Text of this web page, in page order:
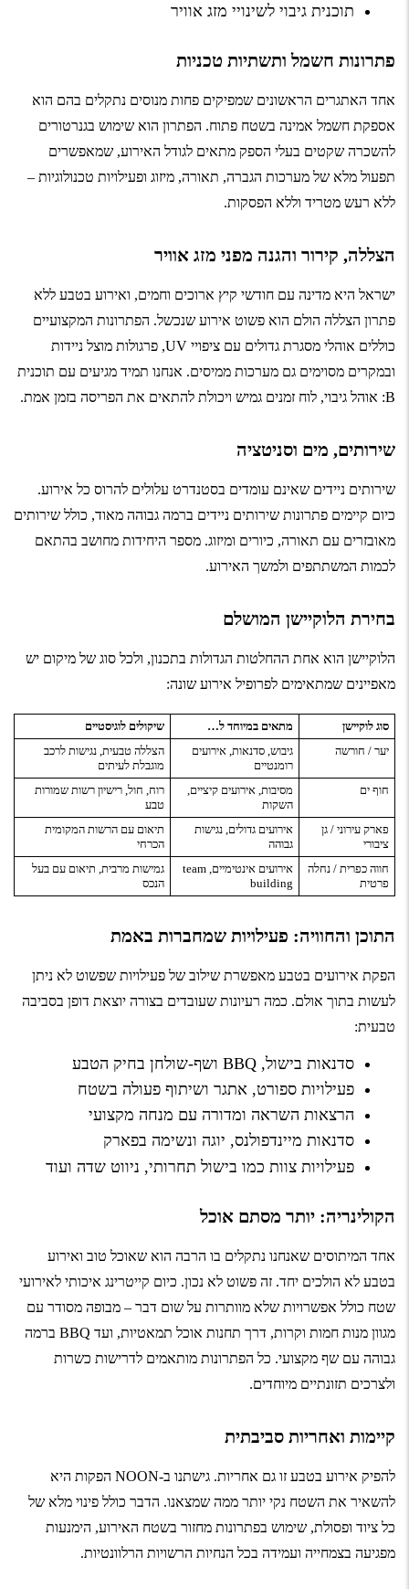
תוכנית גיבוי לשינויי מזג אוויר
פתרונות חשמל ותשתיות טכניות
אחד האתגרים הראשונים שמפיקים פחות מנוסים נתקלים בהם הוא
אספקת חשמל אמינה בשטח פתוח. הפתרון הוא שימוש בגנרטורים
להשכרה שקטים בעלי הספק מתאים לגודל האירוע, שמאפשרים
תפעול מלא של מערכות הגברה, תאורה, מיזוג ופעילויות טכנולוגיות –
ללא רעש מטריד וללא הפסקות.
הצללה, קירור והגנה מפני מזג אוויר
ישראל היא מדינה עם חודשי קיץ ארוכים וחמים, ואירוע בטבע ללא
פתרון הצללה הולם הוא פשוט אירוע שנכשל. הפתרונות המקצועיים
כוללים אוהלי מסגרת גדולים עם ציפויי UV, פרגולות מוצל ניידות
ובמקרים מסוימים גם מערכות ממיסים. אנחנו תמיד מגיעים עם תוכנית
B: אוהל גיבוי, לוח זמנים גמיש ויכולת להתאים את הפריסה בזמן אמת.
שירותים, מים וסניטציה
שירותים ניידים שאינם עומדים בסטנדרט עלולים להרוס כל אירוע.
כיום קיימים פתרונות שירותים ניידים ברמה גבוהה מאוד, כולל שירותים
מאובזרים עם תאורה, כיורים ומיזוג. מספר היחידות מחושב בהתאם
לכמות המשתתפים ולמשך האירוע.
בחירת הלוקיישן המושלם
הלוקיישן הוא אחת ההחלטות הגדולות בתכנון, ולכל סוג של מיקום יש
מאפיינים שמתאימים לפרופיל אירוע שונה:
סוג לוקיישן מתאים במיוחד ל…
שיקולים לוגיסטיים
יער / חורשה
גיבוש, סדנאות, אירועים
רומנטיים
הצללה טבעית, נגישות לרכב
מוגבלת לעיתים
חוף ים
מסיבות, אירועים קיציים,
השקות
רוח, חול, רישיון רשות שמורות
טבע
פארק עירוני / גן
ציבורי
אירועים גדולים, נגישות
גבוהה
תיאום עם הרשות המקומית
הכרחי
חווה כפרית / נחלה
פרטית
אירועים אינטימיים, team
building
גמישות מרבית, תיאום עם בעל
הנכס
התוכן והחוויה: פעילויות שמחברות באמת
הפקת אירועים בטבע מאפשרת שילוב של פעילויות שפשוט לא ניתן
לעשות בתוך אולם. כמה רעיונות שעובדים בצורה יוצאת דופן בסביבה
טבעית:
סדנאות בישול, BBQ ושף-שולחן בחיק הטבע
פעילויות ספורט, אתגר ושיתוף פעולה בשטח
הרצאות השראה ומדורה עם מנחה מקצועי
סדנאות מיינדפולנס, יוגה ונשימה בפארק
פעילויות צוות כמו בישול תחרותי, ניווט שדה ועוד
הקולינריה: יותר מסתם אוכל
אחד המיתוסים שאנחנו נתקלים בו הרבה הוא שאוכל טוב ואירוע
בטבע לא הולכים יחד. זה פשוט לא נכון. כיום קייטרינג איכותי לאירועי
שטח כולל אפשרויות שלא מוותרות על שום דבר – מבופה מסודר עם
מגוון מנות חמות וקרות, דרך תחנות אוכל תמאטיות, ועד BBQ ברמה
גבוהה עם שף מקצועי. כל הפתרונות מותאמים לדרישות כשרות
ולצרכים תזונתיים מיוחדים.
קיימות ואחריות סביבתית
להפיק אירוע בטבע זו גם אחריות. גישתנו ב-NOON הפקות היא
להשאיר את השטח נקי יותר ממה שמצאנו. הדבר כולל פינוי מלא של
כל ציוד ופסולת, שימוש בפתרונות מחזור בשטח האירוע, הימנעות
מפגיעה בצמחייה ועמידה בכל הנחיות הרשויות הרלוונטיות.